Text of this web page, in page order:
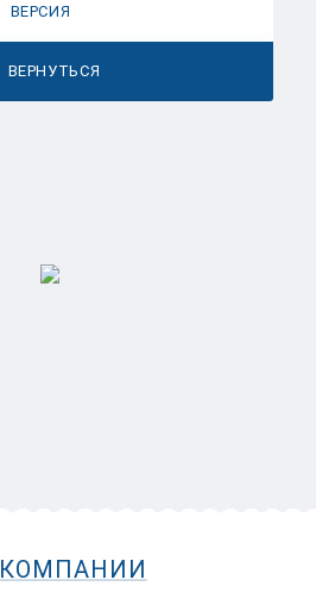
ВЕРНУТЬСЯ
ВЕРСИЯ
КОМПАНИИ